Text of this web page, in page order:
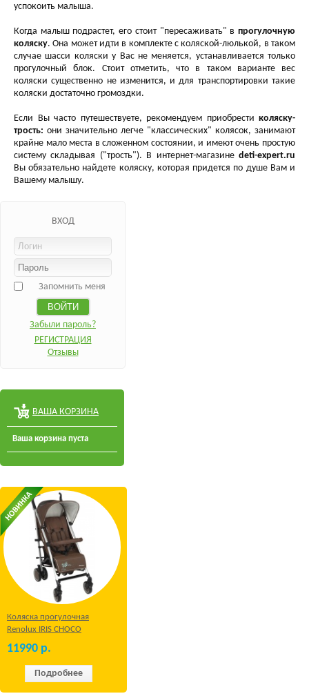
успокоить малыша.
Когда малыш подрастет, его стоит "пересаживать" в прогулочную
коляску. Она может идти в комплекте с коляской-люлькой, в таком
случае шасси коляски у Вас не меняется, устанавливается только
прогулочный блок. Стоит отметить, что в таком варианте вес
коляски существенно не изменится, и для транспортировки такие
коляски достаточно громоздки.
Если Вы часто путешествуете, рекомендуем приобрести коляску-
трость: они значительно легче "классических" колясок, занимают
крайне мало места в сложенном состоянии, и имеют очень простую
систему складывая ("трость"). В интернет-магазине deti-expert.ru
Вы обязательно найдете коляску, которая придется по душе Вам и
Вашему малышу.
ВХОД
Запомнить меня
Забыли пароль?
РЕГИСТРАЦИЯ
Отзывы
ВАША КОРЗИНА
Ваша корзина пуста
Коляска прогулочная
Renolux IRIS CHOCO
11990 р.
Подробнее